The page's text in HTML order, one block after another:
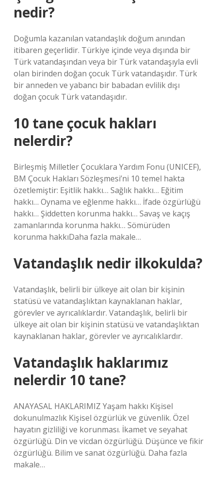
nedir?
Doğumla kazanılan vatandaşlık doğum anından
itibaren geçerlidir. Türkiye içinde veya dışında bir
Türk vatandaşından veya bir Türk vatandaşıyla evli
olan birinden doğan çocuk Türk vatandaşıdır. Türk
bir anneden ve yabancı bir babadan evlilik dışı
doğan çocuk Türk vatandaşıdır.
10 tane çocuk hakları
nelerdir?
Birleşmiş Milletler Çocuklara Yardım Fonu (UNICEF),
BM Çocuk Hakları Sözleşmesi’ni 10 temel hakta
özetlemiştir: Eşitlik hakkı… Sağlık hakkı… Eğitim
hakkı… Oynama ve eğlenme hakkı… İfade özgürlüğü
hakkı… Şiddetten korunma hakkı… Savaş ve kaçış
zamanlarında korunma hakkı… Sömürüden
korunma hakkıDaha fazla makale…
Vatandaşlık nedir ilkokulda?
Vatandaşlık, belirli bir ülkeye ait olan bir kişinin
statüsü ve vatandaşlıktan kaynaklanan haklar,
görevler ve ayrıcalıklardır. Vatandaşlık, belirli bir
ülkeye ait olan bir kişinin statüsü ve vatandaşlıktan
kaynaklanan haklar, görevler ve ayrıcalıklardır.
Vatandaşlık haklarımız
nelerdir 10 tane?
ANAYASAL HAKLARIMIZ Yaşam hakkı Kişisel
dokunulmazlık Kişisel özgürlük ve güvenlik. Özel
hayatın gizliliği ve korunması. İkamet ve seyahat
özgürlüğü. Din ve vicdan özgürlüğü. Düşünce ve fikir
özgürlüğü. Bilim ve sanat özgürlüğü. Daha fazla
makale…